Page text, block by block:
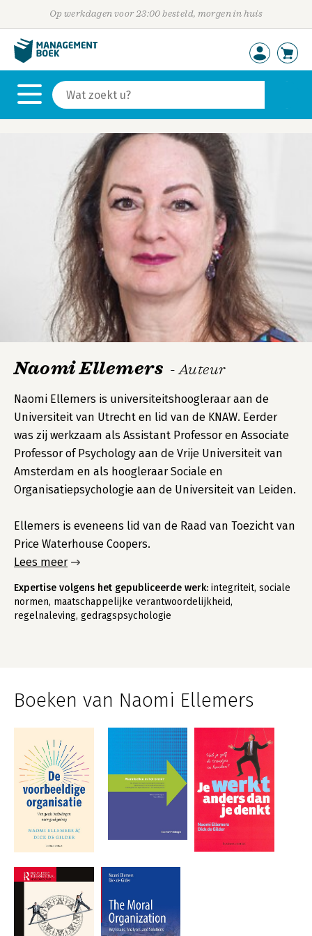
Op werkdagen voor 23:00 besteld, morgen in huis
Naomi Ellemers - Auteur
Naomi Ellemers is universiteitshoogleraar aan de
Universiteit van Utrecht en lid van de KNAW. Eerder
was zij werkzaam als Assistant Professor en Associate
Professor of Psychology aan de Vrije Universiteit van
Amsterdam en als hoogleraar Sociale en
Organisatiepsychologie aan de Universiteit van Leiden.
Ellemers is eveneens lid van de Raad van Toezicht van
Price Waterhouse Coopers.
Lees meer
Expertise volgens het gepubliceerde werk: integriteit, sociale
normen, maatschappelijke verantwoordelijkheid,
regelnaleving, gedragspsychologie
Boeken van Naomi Ellemers